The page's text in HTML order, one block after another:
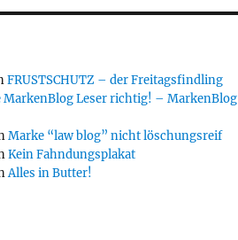
FRUSTSCHUTZ – der Freitagsfindling
MarkenBlog Leser richtig! – MarkenBlog
Marke “law blog” nicht löschungsreif
Kein Fahndungsplakat
Alles in Butter!